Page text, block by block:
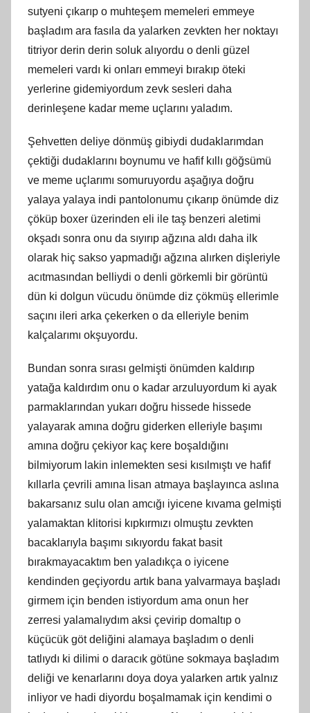
sutyeni çıkarıp o muhteşem memeleri emmeye
başladım ara fasıla da yalarken zevkten her noktayı
titriyor derin derin soluk alıyordu o denli güzel
memeleri vardı ki onları emmeyi bırakıp öteki
yerlerine gidemiyordum zevk sesleri daha
derinleşene kadar meme uçlarını yaladım.
Şehvetten deliye dönmüş gibiydi dudaklarımdan
çektiği dudaklarını boynumu ve hafif kıllı göğsümü
ve meme uçlarımı somuruyordu aşağıya doğru
yalaya yalaya indi pantolonumu çıkarıp önümde diz
çöküp boxer üzerinden eli ile taş benzeri aletimi
okşadı sonra onu da sıyırıp ağzına aldı daha ilk
olarak hiç sakso yapmadığı ağzına alırken dişleriyle
acıtmasından belliydi o denli görkemli bir görüntü
dün ki dolgun vücudu önümde diz çökmüş ellerimle
saçını ileri arka çekerken o da elleriyle benim
kalçalarımı okşuyordu.
Bundan sonra sırası gelmişti önümden kaldırıp
yatağa kaldırdım onu o kadar arzuluyordum ki ayak
parmaklarından yukarı doğru hissede hissede
yalayarak amına doğru giderken elleriyle başımı
amına doğru çekiyor kaç kere boşaldığını
bilmiyorum lakin inlemekten sesi kısılmıştı ve hafif
kıllarla çevrili amına lisan atmaya başlayınca aslına
bakarsanız sulu olan amcığı iyicene kıvama gelmişti
yalamaktan klitorisi kıpkırmızı olmuştu zevkten
bacaklarıyla başımı sıkıyordu fakat basit
bırakmayacaktım ben yaladıkça o iyicene
kendinden geçiyordu artık bana yalvarmaya başladı
girmem için benden istiyordum ama onun her
zerresi yalamalıydım aksi çevirip domaltıp o
küçücük göt deliğini alamaya başladım o denli
tatlıydı ki dilimi o daracık götüne sokmaya başladım
deliği ve kenarlarını doya doya yalarken artık yalnız
inliyor ve hadi diyordu boşalmamak için kendimi o